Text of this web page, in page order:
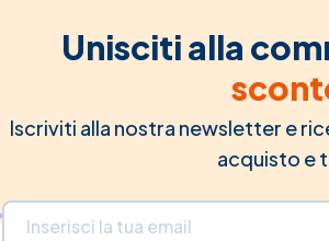
Unisciti alla
Iscriviti alla nostra newsletter e
acquisto e
Indirizzo email